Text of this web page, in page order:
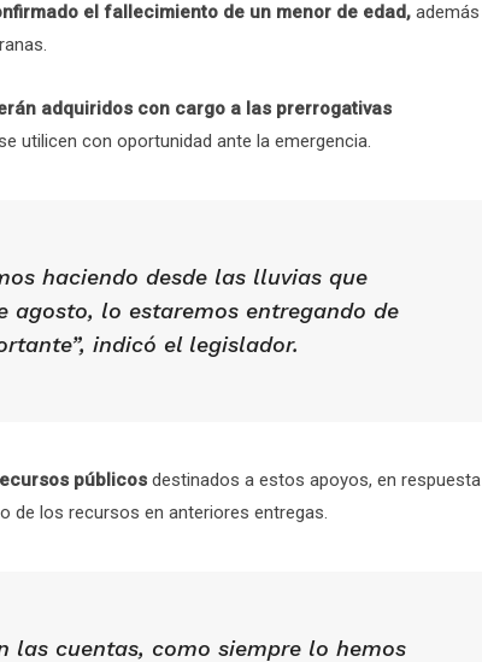
el fallecimiento de un menor de edad, además
adquiridos con cargo a las prerrogativas
utilicen con oportunidad ante la emergencia.
haciendo desde las lluvias que
agosto, lo estaremos entregando de
indicó el legislador.
públicos destinados a estos apoyos, en respuesta
de los recursos en anteriores entregas.
las cuentas, como siempre lo hemos